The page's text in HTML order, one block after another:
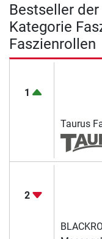
Bestseller
Kategorie
Faszienrollen
1
Taurus
2